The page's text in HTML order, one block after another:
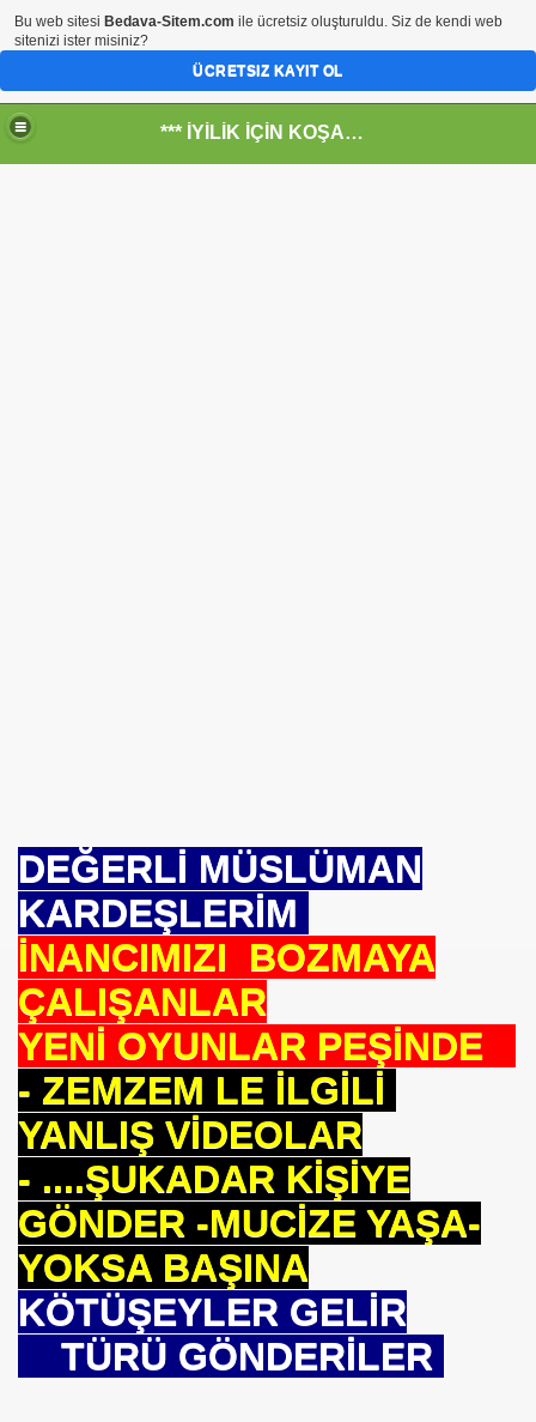
*** İYİLİK İÇİN KOŞANLARIN YERİ***
DEĞERLİ MÜSLÜMAN
KARDEŞLERİM
İNANCIMIZI BOZMAYA
ÇALIŞANLAR
YENİ OYUNLAR PEŞİNDE
- ZEMZEM LE İLGİLİ
YANLIŞ VİDEOLAR
- ....ŞUKADAR KİŞİYE
GÖNDER -MUCİZE YAŞA-
YOKSA BAŞINA
KÖTÜŞEYLER GELİR
TÜRÜ GÖNDERİLER
TARİHİ MÜZESİ
Bu web sitesi Bedava-Sitem.com ile ücretsiz oluşturuldu. Siz de kendi web
sitenizi ister misiniz?
ÜCRETSIZ KAYIT OL